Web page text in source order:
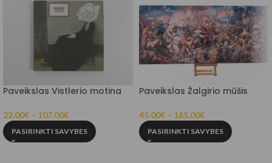
Paveikslas Vistlerio motina
22.00€ – 107.00€
PASIRINKTI SAVYBES
Paveikslas Žalgirio mūšis
45.00€ – 165.00€
PASIRINKTI SAVYBES